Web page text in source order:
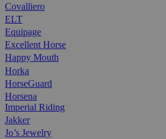
Covalliero
ELT
Equipage
Excellent Horse
Happy Mouth
Horka
HorseGuard
Horsena
Imperial Riding
Jakker
Jo’s Jewelry